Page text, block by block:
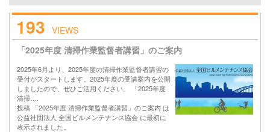
193 VIEWS
「2025年度 清掃作業監督者講習」のご案内
2025年6月より、2025年度の清掃作業監督者講習の
受付がスタートします。2025年度の受講案内を公開
しましたので、ぜひご活用ください。 「2025年度
清掃….
投稿 「2025年度 清掃作業監督者講習」のご案内 は
公益社団法人 全国ビルメンテナンス協会 に最初に
表示されました。